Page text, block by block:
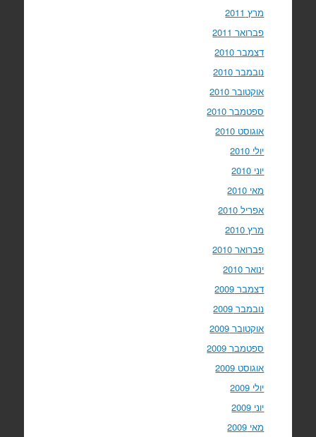
מרץ 2011
פברואר 2011
דצמבר 2010
נובמבר 2010
אוקטובר 2010
ספטמבר 2010
אוגוסט 2010
יולי 2010
יוני 2010
מאי 2010
אפריל 2010
מרץ 2010
פברואר 2010
ינואר 2010
דצמבר 2009
נובמבר 2009
אוקטובר 2009
ספטמבר 2009
אוגוסט 2009
יולי 2009
יוני 2009
מאי 2009